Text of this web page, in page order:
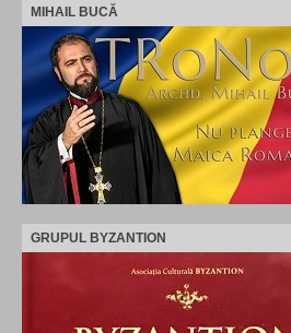
MIHAIL BUCĂ
GRUPUL BYZANTION